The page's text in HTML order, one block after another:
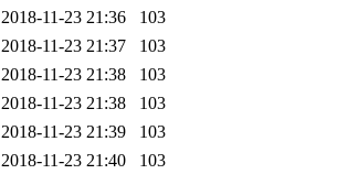
2018-11-23 21:36
103
2018-11-23 21:37
103
2018-11-23 21:38
103
2018-11-23 21:38
103
2018-11-23 21:39
103
2018-11-23 21:40
103